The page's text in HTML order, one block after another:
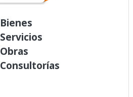
Bienes
Servicios
Obras
Consultorías